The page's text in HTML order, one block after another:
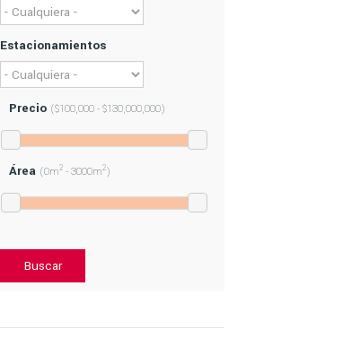
Estacionamientos
Precio ($100,000 - $130,000,000)
Área (0m2 - 3000m2)
Buscar